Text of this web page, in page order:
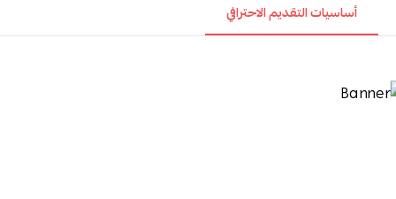
أساسيات التقديم الاحترافي